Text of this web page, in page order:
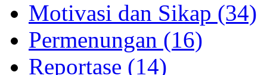
Motivasi dan Sikap (34)
Permenungan (16)
Reportase (14)